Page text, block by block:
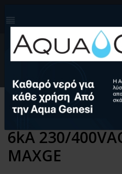
Ελληνικά (EL)
English (EN)
Αρχική Ηλεκτρολογικός
ΑΣΦΑΛΕΙΑ
6kA 230/
MAXGE